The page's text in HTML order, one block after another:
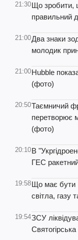
21:30Що зробити,
правильний
21:00Два знаки
молодик
21:00Hubble
(фото)
20:50Таємничий
перетворює
(фото)
20:10В
ГЕС
19:58Що має бути
світла, газу
19:54ЗСУ
Святогірська